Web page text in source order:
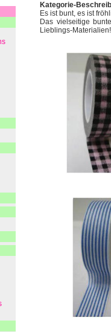
Kategorie-
Es ist bunt, es ist
Das vielseitige
Lieblings-Materialien!